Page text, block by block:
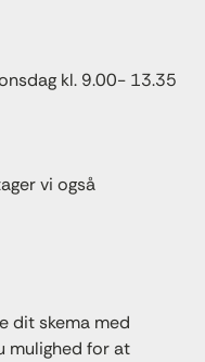
kl. 9.00- 13.35
vi også
dit skema med
mulighed for at